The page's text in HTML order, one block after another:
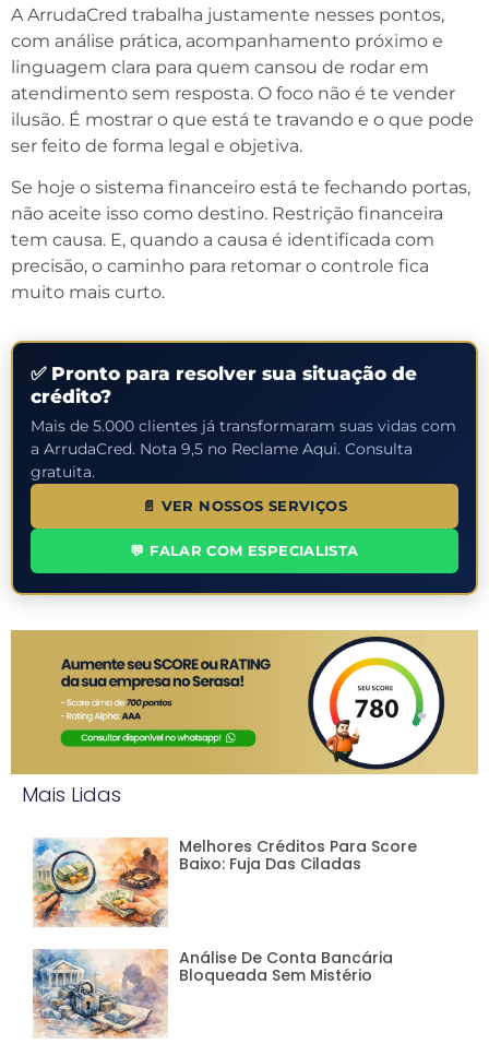
A ArrudaCred trabalha justamente nesses pontos,
com análise prática, acompanhamento próximo e
linguagem clara para quem cansou de rodar em
atendimento sem resposta. O foco não é te vender
ilusão. É mostrar o que está te travando e o que pode
ser feito de forma legal e objetiva.
Se hoje o sistema financeiro está te fechando portas,
não aceite isso como destino. Restrição financeira
tem causa. E, quando a causa é identificada com
precisão, o caminho para retomar o controle fica
muito mais curto.
✅ Pronto para resolver sua situação de
crédito?
Mais de 5.000 clientes já transformaram suas vidas com
a ArrudaCred. Nota 9,5 no Reclame Aqui. Consulta
gratuita.
📄 VER NOSSOS SERVIÇOS
💬 FALAR COM ESPECIALISTA
Mais Lidas
Melhores Créditos Para Score
Baixo: Fuja Das Ciladas
Análise De Conta Bancária
Bloqueada Sem Mistério